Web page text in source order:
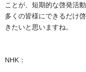
ことが、短期的な啓発活
多くの皆様にできるだけ
きたいと思いますね。
NHK：